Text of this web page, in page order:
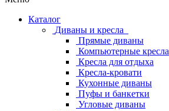
Каталог
Диваны и кресла
Прямые диваны
Компьютерные кресла
Кресла для отдыха
Кресла-кровати
Кухонные диваны
Пуфы и банкетки
Угловые диваны